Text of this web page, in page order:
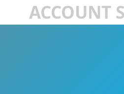
ACCOUNT